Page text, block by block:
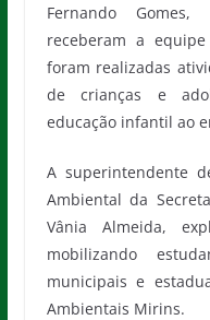
Fernando
receberam a
foram realizadas
de crianças e
educação infantil ao
A superintendente
Ambiental da
Vânia Almeida,
mobilizando
municipais e
Ambientais Mirins.